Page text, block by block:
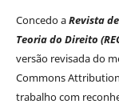
Concedo aRevista
Teoria do Direito
versão revisada do
Commons
trabalho com